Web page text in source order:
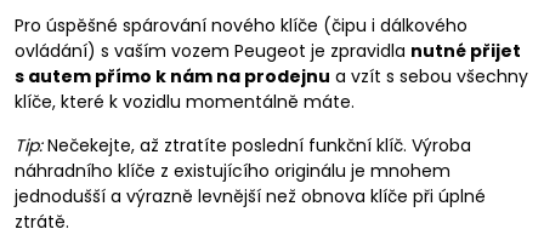
Pro úspěšné spárování nového klíče (čipu i dálkového
ovládání) s vaším vozem Peugeot je zpravidla nutné přijet
s autem přímo k nám na prodejnu a vzít s sebou všechny
klíče, které k vozidlu momentálně máte.
Tip:Nečekejte, až ztratíte poslední funkční klíč. Výroba
náhradního klíče z existujícího originálu je mnohem
jednodušší a výrazně levnější než obnova klíče při úplné
ztrátě.